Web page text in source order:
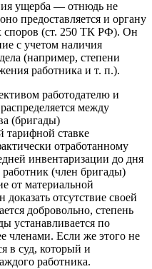
ущерба — отнюдь не
предоставляется и органу
споров (ст. 250 ТК РФ). Он
с учетом наличия
(например, степени
работника и т. п.).
работодателю и
между
(бригады)
тарифной ставке
отработанному
инвентаризации до дня
(член бригады)
от материальной
отсутствие своей
добровольно, степень
устанавливается по
членами. Если же этого не
в суд, который и
работника.